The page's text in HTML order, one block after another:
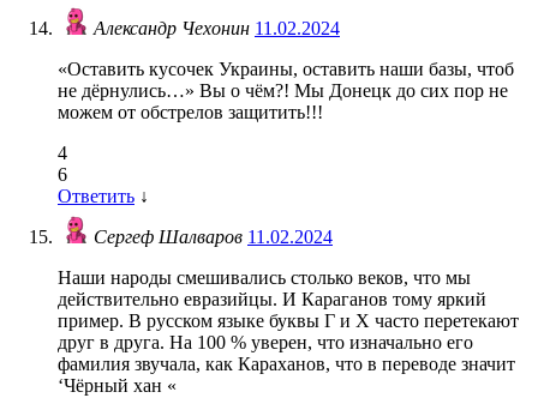
Александр Чехонин 11.02.2024
«Оставить кусочек Украины, оставить наши базы, чтоб
не дёрнулись…» Вы о чём?! Мы Донецк до сих пор не
можем от обстрелов защитить!!!
4
6
Ответить ↓
Сергеф Шалваров 11.02.2024
Наши народы смешивались столько веков, что мы
действительно евразийцы. И Караганов тому яркий
пример. В русском языке буквы Г и Х часто перетекают
друг в друга. На 100 % уверен, что изначально его
фамилия звучала, как Караханов, что в переводе значит
‘Чёрный хан «